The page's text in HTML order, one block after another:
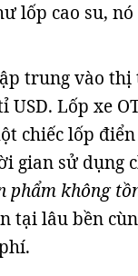
lốp cao su,
trung vào
Lốp xe
chiếc lốp
gian sử dụng
phẩm không
tại lâu bền